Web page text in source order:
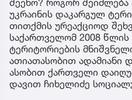
უკრაინის დაკარგულ
თითქმის ურეაქციოდ
საქართველომ 2008
ტერიტორიების
ათიათასობით ადამიანი
ასობით ქართველი
დავით ჩიხელიძე